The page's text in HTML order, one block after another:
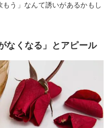
う」なんて誘いがあるかもし
なくなる」とアピール